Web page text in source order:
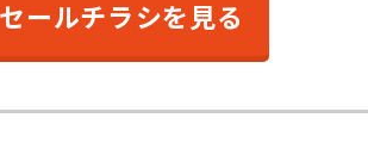
セールチラシを見る